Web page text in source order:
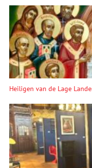
Heiligen van de Lage